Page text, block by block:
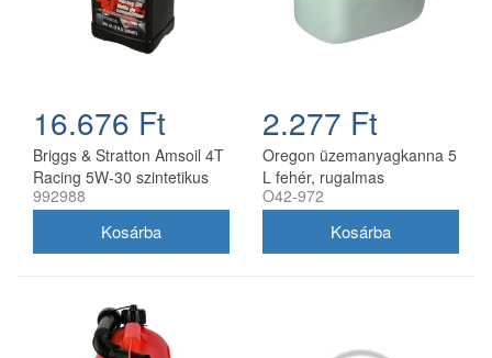
16.676 Ft
Briggs & Stratton Amsoil 4T
Racing 5W-30 szintetikus
motorolaj 0,95 l
992988
2.277 Ft
Oregon üzemanyagkanna 5
L fehér, rugalmas
kifolyócsővel
O42-972